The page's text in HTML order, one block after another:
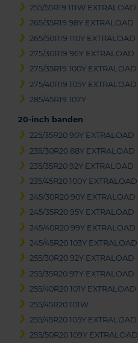
255/55R19 111W EXTRALOAD
265/35R19 98Y EXTRALOAD
265/50R19 110Y EXTRALOAD
275/30R19 96Y EXTRALOAD
275/35R19 100Y EXTRALOAD
275/40R19 105Y EXTRALOAD
285/45R19 107Y
20-inch banden
225/35R20 90Y EXTRALOAD
235/30R20 88Y EXTRALOAD
235/35R20 92Y EXTRALOAD
235/45R20 100Y EXTRALOAD
245/30R20 90Y EXTRALOAD
245/35R20 95Y EXTRALOAD
245/40R20 99Y EXTRALOAD
245/45R20 103Y EXTRALOAD
255/30R20 92Y EXTRALOAD
255/35R20 97Y EXTRALOAD
255/40R20 101Y EXTRALOAD
255/45R20 101W
255/45R20 105Y EXTRALOAD
255/50R20 109Y EXTRALOAD